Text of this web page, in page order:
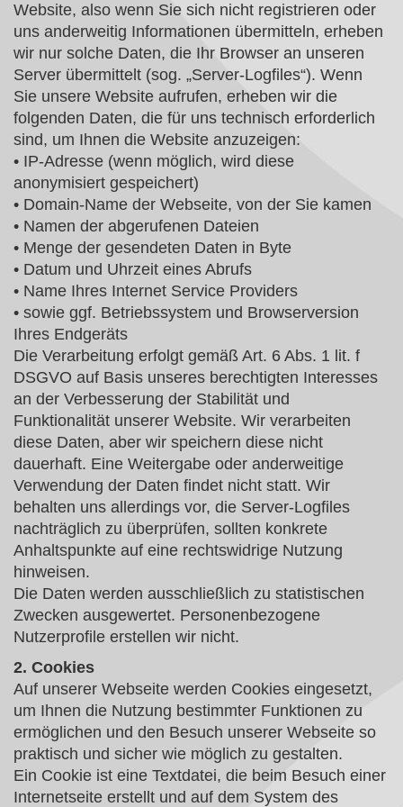
Website, also wenn Sie sich nicht registrieren oder
uns anderweitig Informationen übermitteln, erheben
wir nur solche Daten, die Ihr Browser an unseren
Server übermittelt (sog. „Server-Logfiles“). Wenn
Sie unsere Website aufrufen, erheben wir die
folgenden Daten, die für uns technisch erforderlich
sind, um Ihnen die Website anzuzeigen:
• IP-Adresse (wenn möglich, wird diese
anonymisiert gespeichert)
• Domain-Name der Webseite, von der Sie kamen
• Namen der abgerufenen Dateien
• Menge der gesendeten Daten in Byte
• Datum und Uhrzeit eines Abrufs
• Name Ihres Internet Service Providers
• sowie ggf. Betriebssystem und Browserversion
Ihres Endgeräts
Die Verarbeitung erfolgt gemäß Art. 6 Abs. 1 lit. f
DSGVO auf Basis unseres berechtigten Interesses
an der Verbesserung der Stabilität und
Funktionalität unserer Website. Wir verarbeiten
diese Daten, aber wir speichern diese nicht
dauerhaft. Eine Weitergabe oder anderweitige
Verwendung der Daten findet nicht statt. Wir
behalten uns allerdings vor, die Server-Logfiles
nachträglich zu überprüfen, sollten konkrete
Anhaltspunkte auf eine rechtswidrige Nutzung
hinweisen.
Die Daten werden ausschließlich zu statistischen
Zwecken ausgewertet. Personenbezogene
Nutzerprofile erstellen wir nicht.
2. Cookies
Auf unserer Webseite werden Cookies eingesetzt,
um Ihnen die Nutzung bestimmter Funktionen zu
ermöglichen und den Besuch unserer Webseite so
praktisch und sicher wie möglich zu gestalten.
Ein Cookie ist eine Textdatei, die beim Besuch einer
Internetseite erstellt und auf dem System des